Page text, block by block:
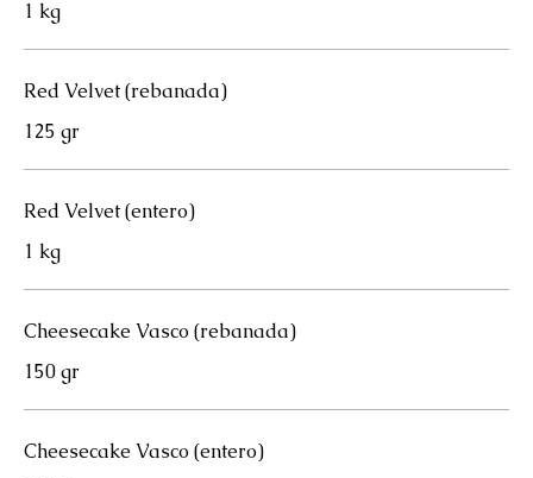
1 kg
Red Velvet (rebanada)
125 gr
Red Velvet (entero)
1 kg
Cheesecake Vasco (rebanada)
150 gr
Cheesecake Vasco (entero)